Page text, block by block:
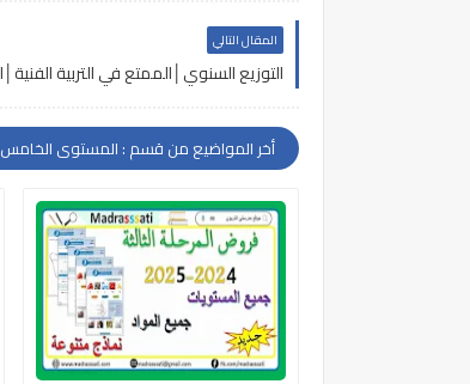
المقال التالي
أخر المواضيع من قسم : المستوى الخامس